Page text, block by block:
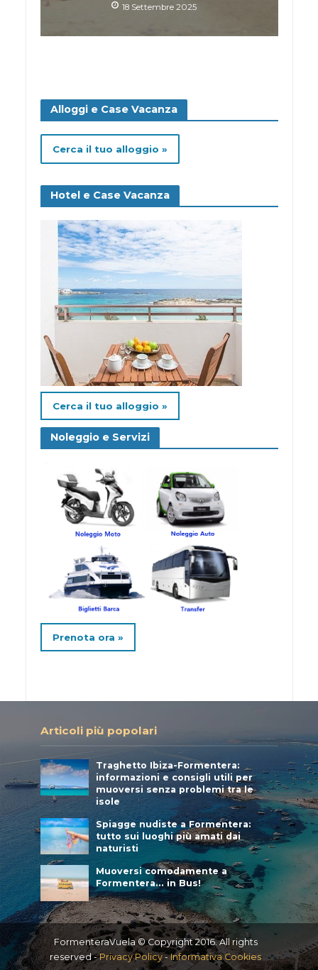
18 Settembre 2025
Alloggi e Case Vacanza
Cerca il tuo alloggio »
Hotel e Case Vacanza
Cerca il tuo alloggio »
Noleggio e Servizi
Prenota ora »
Articoli più popolari
Traghetto Ibiza-Formentera:
informazioni e consigli utili per
muoversi senza problemi tra le
isole
Spiagge nudiste a Formentera:
tutto sui luoghi più amati dai
naturisti
Muoversi comodamente a
Formentera… in Bus!
FormenteraVuela © Copyright 2016. All rights
reserved -Privacy Policy-Informativa Cookies